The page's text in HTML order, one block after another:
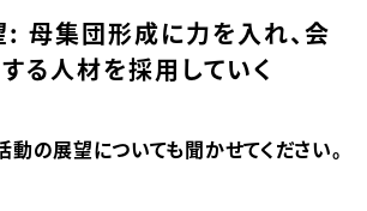
母集団形成に力を入れ、会
る人材を採用していく
の展望についても聞かせてください。